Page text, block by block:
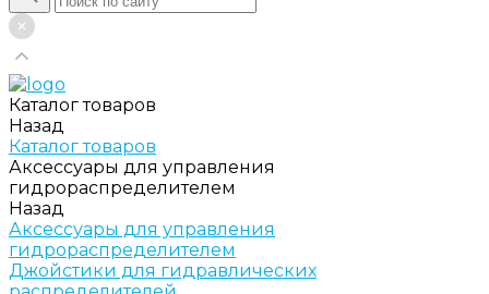
Каталог товаров
Назад
Каталог товаров
Аксессуары для управления
гидрораспределителем
Назад
Аксессуары для управления
гидрораспределителем
Джойстики для гидравлических